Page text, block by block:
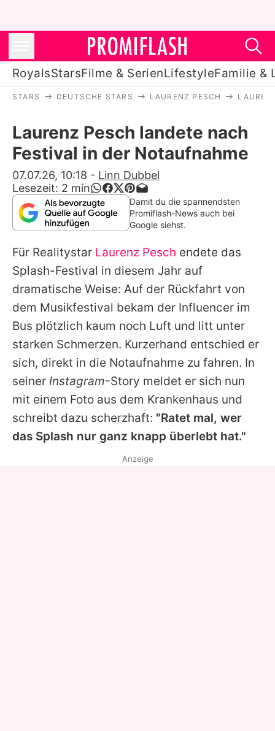
RoyalsStarsFilme & SerienLifestyleFamilie &
Stars
Filme & Serien
Lifestyle
Familie & Liebe
Alle Themen auf Promiflash
Jobs
App runterladen
Team
Redaktionelle Richtlinien
Impressum
Datenschutzerklärung
Nutzungsbedingungen
STARS DEUTSCHE STARS LAURENZ PESCH
Laurenz Pesch landete nach
Festival in der Notaufnahme
07.07.26, 10:18 - Linn Dubbel
Lesezeit: 2 min
Damit du die spannendsten
Promiflash-News auch bei
Google siehst.
Für Realitystar Laurenz Pesch endete das
Splash-Festival in diesem Jahr auf
dramatische Weise: Auf der Rückfahrt von
dem Musikfestival bekam der Influencer im
Bus plötzlich kaum noch Luft und litt unter
starken Schmerzen. Kurzerhand entschied er
sich, direkt in die Notaufnahme zu fahren. In
seiner Instagram-Story meldet er sich nun
mit einem Foto aus dem Krankenhaus und
schreibt dazu scherzhaft: "Ratet mal, wer
das Splash nur ganz knapp überlebt hat."
Anzeige